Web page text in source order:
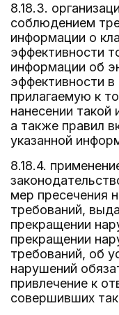
8.18.3.
соблюдением
информации о
эффективности
информации об
эффективности
прилагаемую к
нанесении такой
а также правил
указанной
8.18.4.
мер пресечения
требований,
прекращении
прекращении
требований, об
нарушений
привлечение к
совершивших